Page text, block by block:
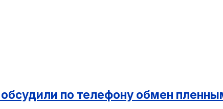
по телефону обмен